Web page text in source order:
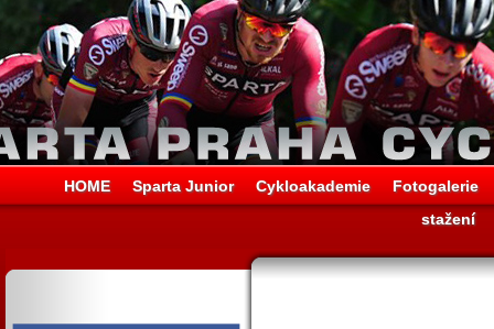
HOME Sparta Junior Cykloakademie
Fotogalerie
stažení